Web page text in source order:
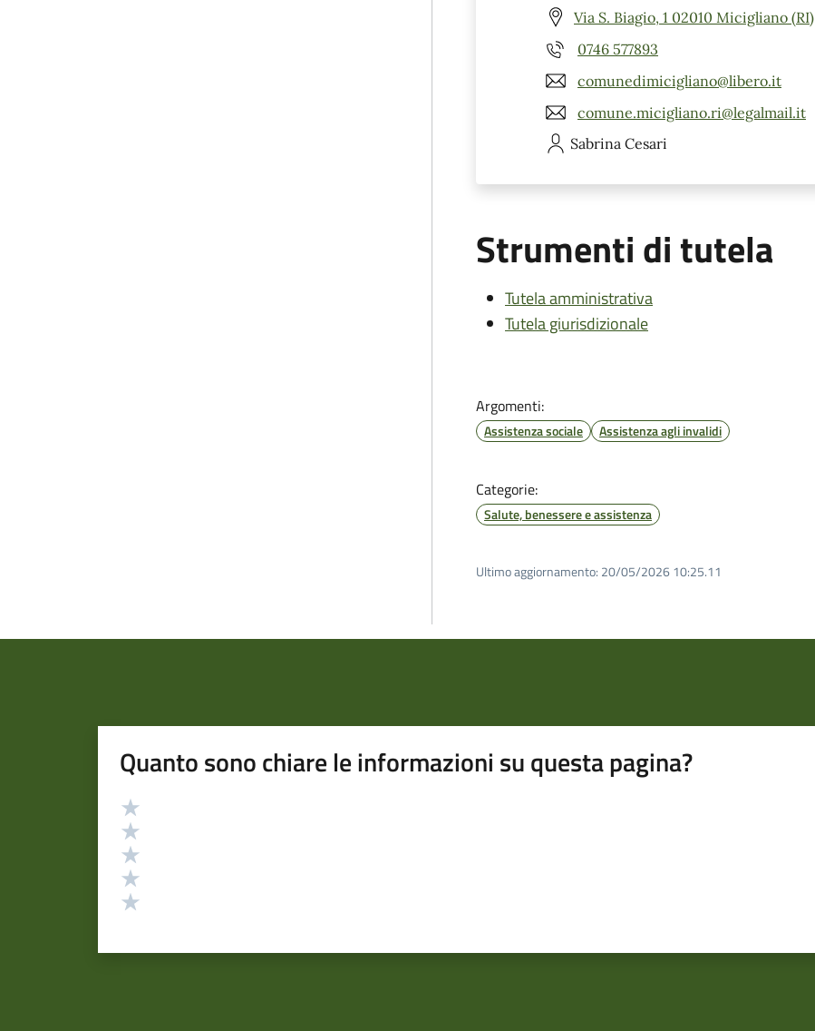
Via S. Biagio, 1 02010 Micigliano (RI)
0746 577893
comunedimicigliano@libero.it
comune.micigliano.ri@legalmail.it
Sabrina Cesari
Strumenti di tutela
Tutela amministrativa
Tutela giurisdizionale
Argomenti:
Assistenza sociale Assistenza agli invalidi
Categorie:
Salute, benessere e assistenza
Ultimo aggiornamento: 20/05/2026 10:25.11
Quanto sono chiare le informazioni su questa pagina?
Valutazione